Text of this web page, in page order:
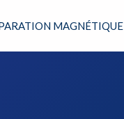
MAGNÉTIQUE